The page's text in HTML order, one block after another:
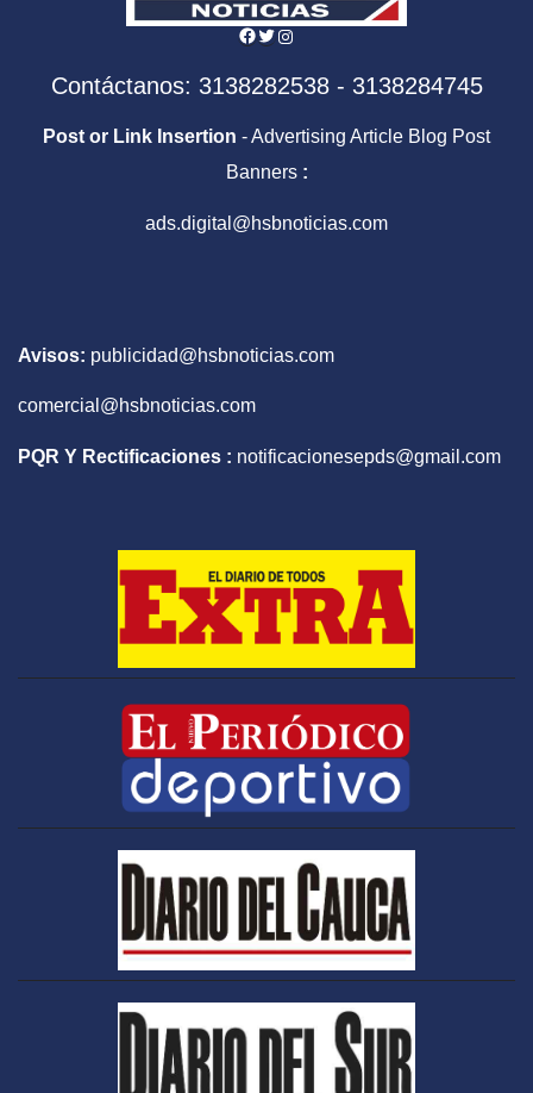
Facebook
Twitter
Instagram
Contáctanos: 3138282538 - 3138284745
Post or Link Insertion - Advertising Article Blog Post
Banners :
ads.digital@hsbnoticias.com
Avisos: publicidad@hsbnoticias.com
comercial@hsbnoticias.com
PQR Y Rectificaciones : notificacionesepds@gmail.com